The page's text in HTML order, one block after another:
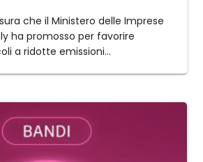
che il Ministero delle Imprese
ha promosso per favorire
a ridotte emissioni...